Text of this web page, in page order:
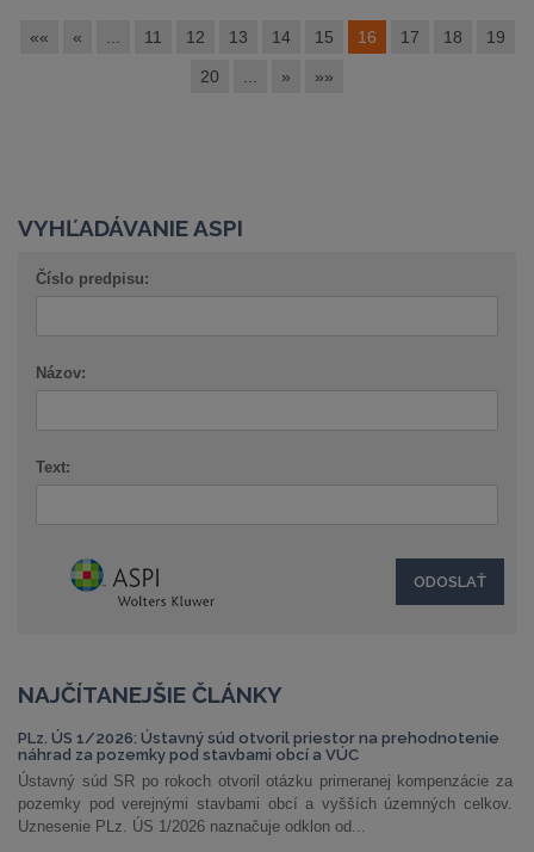
«« « 11 12 13 14 15 16 17 18 19
20 » »»
VYHĽADÁVANIE ASPI
Číslo predpisu:
Názov:
Text:
NAJČÍTANEJŠIE ČLÁNKY
PLz. ÚS 1/2026: Ústavný súd otvoril priestor na prehodnotenie
náhrad za pozemky pod stavbami obcí a VÚC
Ústavný súd SR po rokoch otvoril otázku primeranej kompenzácie za
pozemky pod verejnými stavbami obcí a vyšších územných celkov.
Uznesenie PLz. ÚS 1/2026 naznačuje odklon od...